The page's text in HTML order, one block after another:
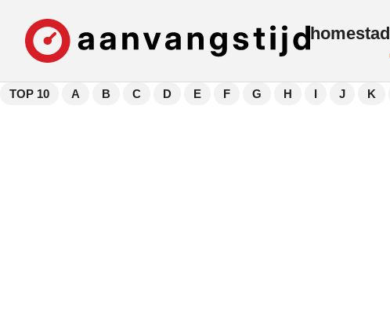
homestad
TOP 10 A B C D E F G H I J K